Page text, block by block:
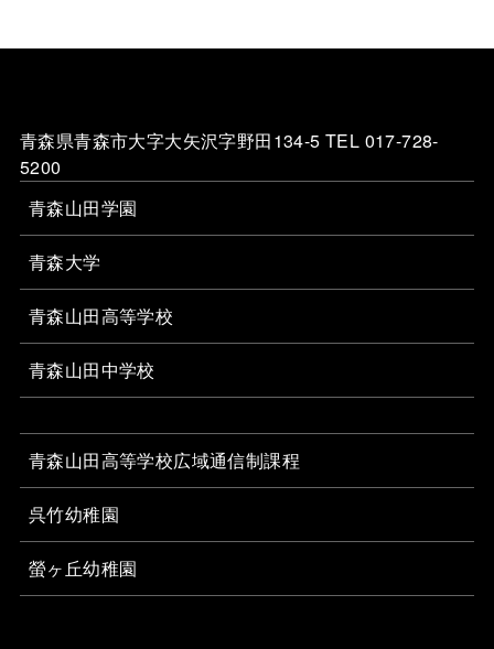
青森県青森市大字大矢沢字野田134-5 TEL 017-728-
5200
青森山田学園
青森大学
青森山田高等学校
青森山田中学校
青森山田高等学校広域通信制課程
呉竹幼稚園
螢ヶ丘幼稚園